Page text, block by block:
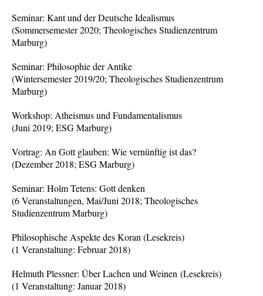
Seminar: Kant und der Deutsche Idealismus
(Sommersemester 2020; Theologisches Studienzentrum
Marburg)
Seminar: Philosophie der Antike
(Wintersemester 2019/20; Theologisches Studienzentrum
Marburg)
Workshop: Atheismus und Fundamentalismus
(Juni 2019; ESG Marburg)
Vortrag: An Gott glauben: Wie vernünftig ist das?
(Dezember 2018; ESG Marburg)
Seminar: Holm Tetens: Gott denken
(6 Veranstaltungen, Mai/Juni 2018; Theologisches
Studienzentrum Marburg)
Philosophische Aspekte des Koran (Lesekreis)
(1 Veranstaltung: Februar 2018)
Helmuth Plessner: Über Lachen und Weinen (Lesekreis)
(1 Veranstaltung: Januar 2018)